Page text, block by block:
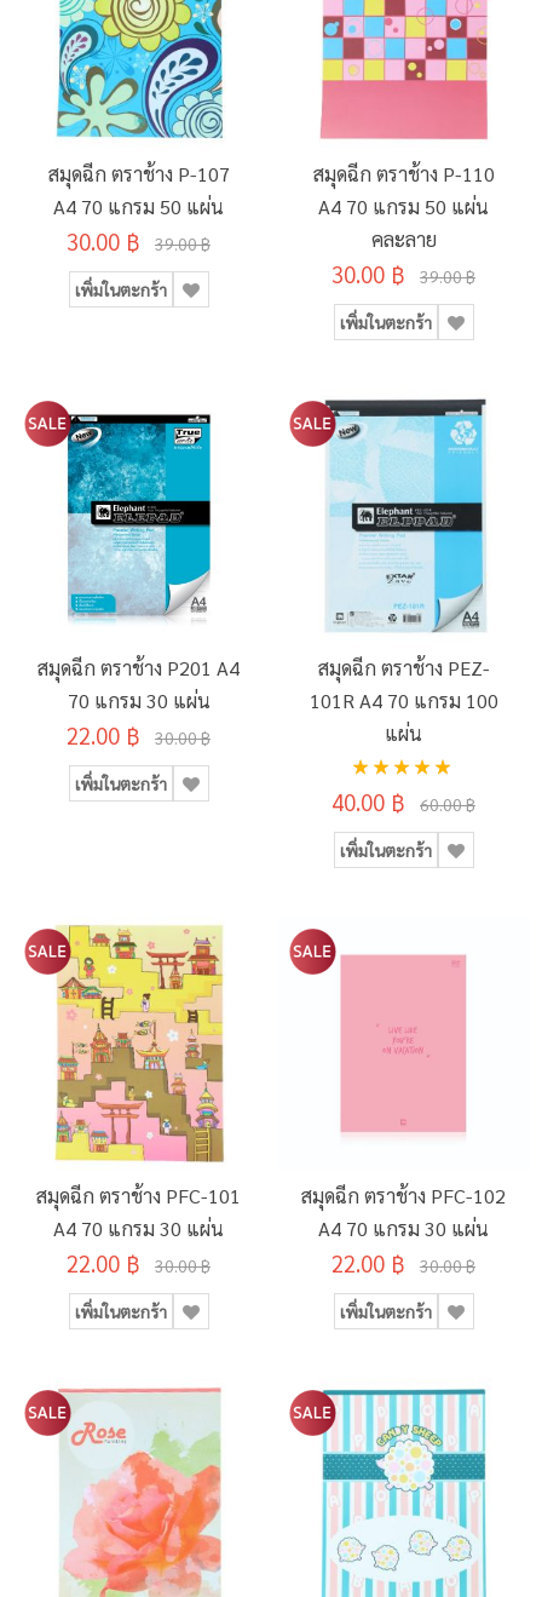
สมุดฉีก ตราช้าง P-107
A4 70 แกรม 50 แผ่น
30.00 ฿ 39.00 ฿
เพิ่มในตะกร้า
สมุดฉีก ตราช้าง P-110
A4 70 แกรม 50 แผ่น
คละลาย
30.00 ฿ 39.00 ฿
เพิ่มในตะกร้า
สมุดฉีก ตราช้าง P201 A4
70 แกรม 30 แผ่น
22.00 ฿ 30.00 ฿
เพิ่มในตะกร้า
สมุดฉีก ตราช้าง PEZ-
101R A4 70 แกรม 100
แผ่น
อันดับ:
100%
40.00 ฿ 60.00 ฿
เพิ่มในตะกร้า
สมุดฉีก ตราช้าง PFC-101
A4 70 แกรม 30 แผ่น
22.00 ฿ 30.00 ฿
เพิ่มในตะกร้า
สมุดฉีก ตราช้าง PFC-102
A4 70 แกรม 30 แผ่น
22.00 ฿ 30.00 ฿
เพิ่มในตะกร้า